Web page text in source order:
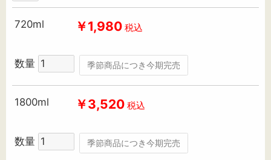
720ml ￥1,980 税込
数量 季節商品につき今期完売
1800ml ￥3,520 税込
数量 季節商品につき今期完売